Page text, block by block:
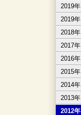
2019年
2019年
2018年
2017年
2016年
2015年
2014年
2013年
2012年